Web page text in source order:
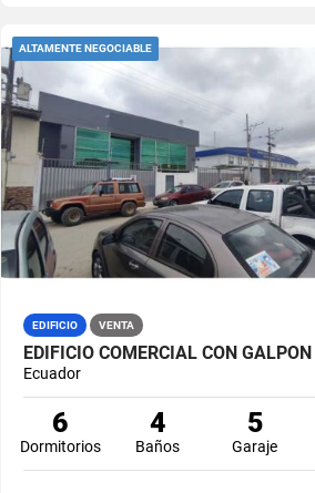
ALTAMENTE NEGOCIABLE
EDIFICIO VENTA
Ecuador
6
Dormitorios
4
Baños
5
Garaje